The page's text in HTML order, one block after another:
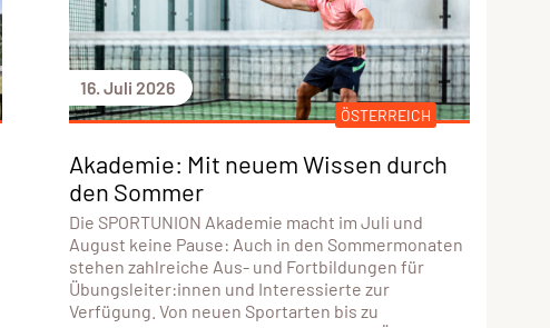
16. Juli 2026
ÖSTERREICH
Akademie: Mit neuem Wissen durch
den Sommer
Die SPORTUNION Akademie macht im Juli und
August keine Pause: Auch in den Sommermonaten
stehen zahlreiche Aus- und Fortbildungen für
Übungsleiter:innen und Interessierte zur
Verfügung. Von neuen Sportarten bis zu